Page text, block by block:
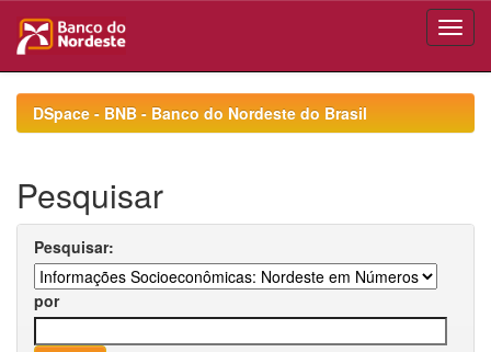
navigationDSpace - BNB - Banco do Nordeste do Brasil
Pesquisar
Pesquisar:
por